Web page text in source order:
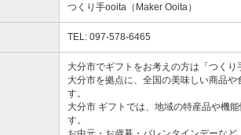
つくり手ooita（Maker Ooita）
TEL: 097-578-6465
大分市でギフトをお考えの方は「つくり
大分市を拠点に、全国の美味しい商品
す。
大分市 ギフトでは、地域の特産品や機
す。